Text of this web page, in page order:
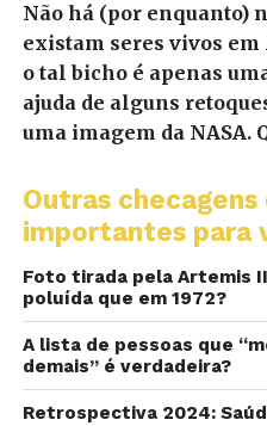
Não há (por enquanto)
existam seres vivos em
o tal bicho é apenas
ajuda de alguns
uma imagem da NASA.
Outras
importantes para
Foto tirada pela Artemis
poluída que em 1972?
A lista de pessoas que
demais” é verdadeira?
Retrospectiva 2024: